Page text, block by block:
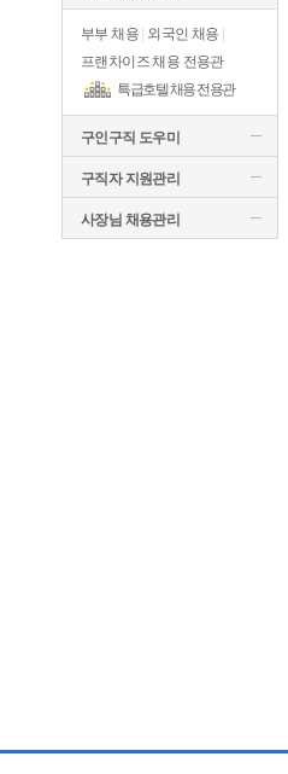
부부 채용 외국인 채용
프랜차이즈 채용 전용관
특급호텔 채용 전용관
구인구직 도우미
구직자 지원관리
사장님 채용관리